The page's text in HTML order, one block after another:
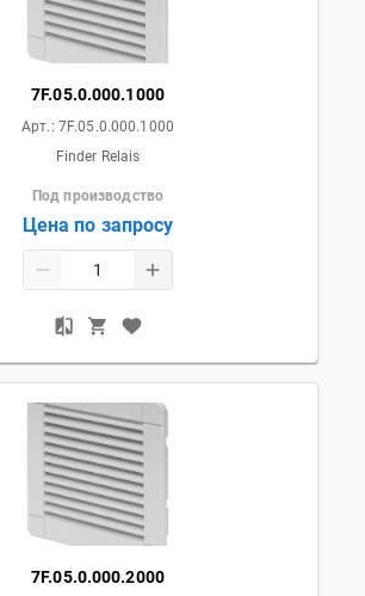
7F.05.0.000.1000
Арт.: 7F.05.0.000.1000
Finder Relais
Под производство
Цена по запросу
7F.05.0.000.2000